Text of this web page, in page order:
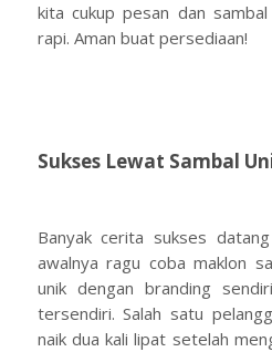
kita cukup pesan dan
rapi. Aman buat persediaan!
Sukses Lewat Sambal
Banyak cerita sukses
awalnya ragu coba maklon
unik dengan branding
tersendiri. Salah satu
naik dua kali lipat setelah